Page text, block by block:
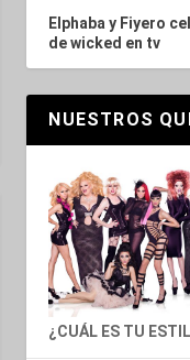
Elphaba y Fiyero
de wicked en tv
NUESTROS
¿CUÁL ES TU